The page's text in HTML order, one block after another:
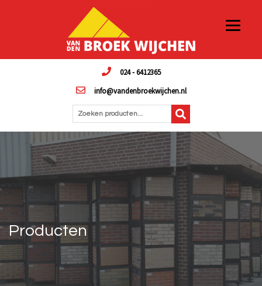
024 - 6412365
info@vandenbroekwijchen.nl
Zoeken producten...
Producten